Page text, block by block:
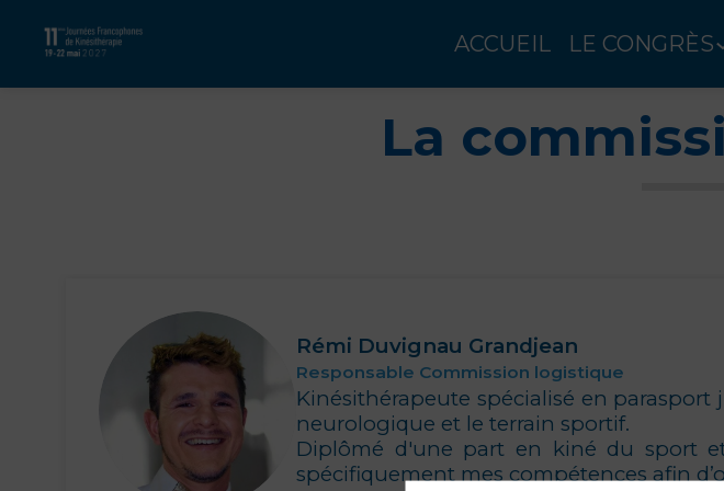
ACCUEIL LE CONGRÈS
La
RDG
Rémi Duvignau Grandjean
Responsable Commission logistique
Kinésithérapeute spécialisé en parasport
neurologique et le terrain sportif.
Diplômé d'une part en kiné du sport
spécifiquement mes compétences afin